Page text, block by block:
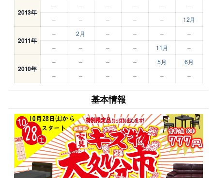
2013年
– – – – –
–
–
– – – – 12月
2011年
– 2月 – – –
–
–
– – – 11月 –
2010年
– – – – 5月
6月
–
– – – – –
基本情報